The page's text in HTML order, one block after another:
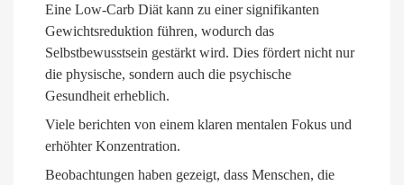
Eine Low-Carb Diät kann zu einer signifikanten
Gewichtsreduktion führen, wodurch das
Selbstbewusstsein gestärkt wird. Dies fördert nicht nur
die physische, sondern auch die psychische
Gesundheit erheblich.
Viele berichten von einem klaren mentalen Fokus und
erhöhter Konzentration.
Beobachtungen haben gezeigt, dass Menschen, die